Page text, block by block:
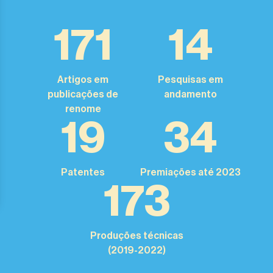
171
Artigos em
publicações de
renome
14
Pesquisas em
andamento
19
Patentes
34
Premiações até 2023
173
Produções técnicas
(2019-2022)